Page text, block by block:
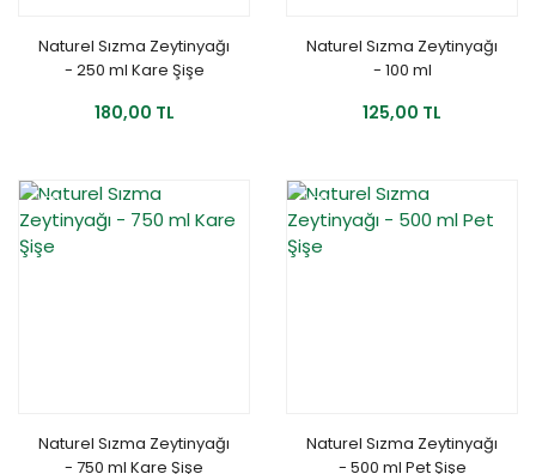
Naturel Sızma Zeytinyağı
- 250 ml Kare Şişe
180,00 TL
Naturel Sızma Zeytinyağı
- 100 ml
125,00 TL
YENİ
Naturel Sızma Zeytinyağı
- 750 ml Kare Şişe
YENİ
Naturel Sızma Zeytinyağı
- 500 ml Pet Şişe